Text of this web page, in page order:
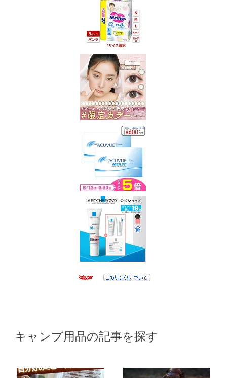
キャンプ用品の記事を探す